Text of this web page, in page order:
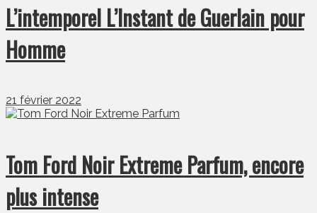
L’intemporel L’Instant de Guerlain pour
Homme
21 février 2022
Tom Ford Noir Extreme Parfum, encore
plus intense